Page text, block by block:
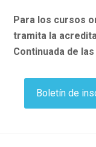
Para los cursos
tramita la
Continuada de
Boletín de